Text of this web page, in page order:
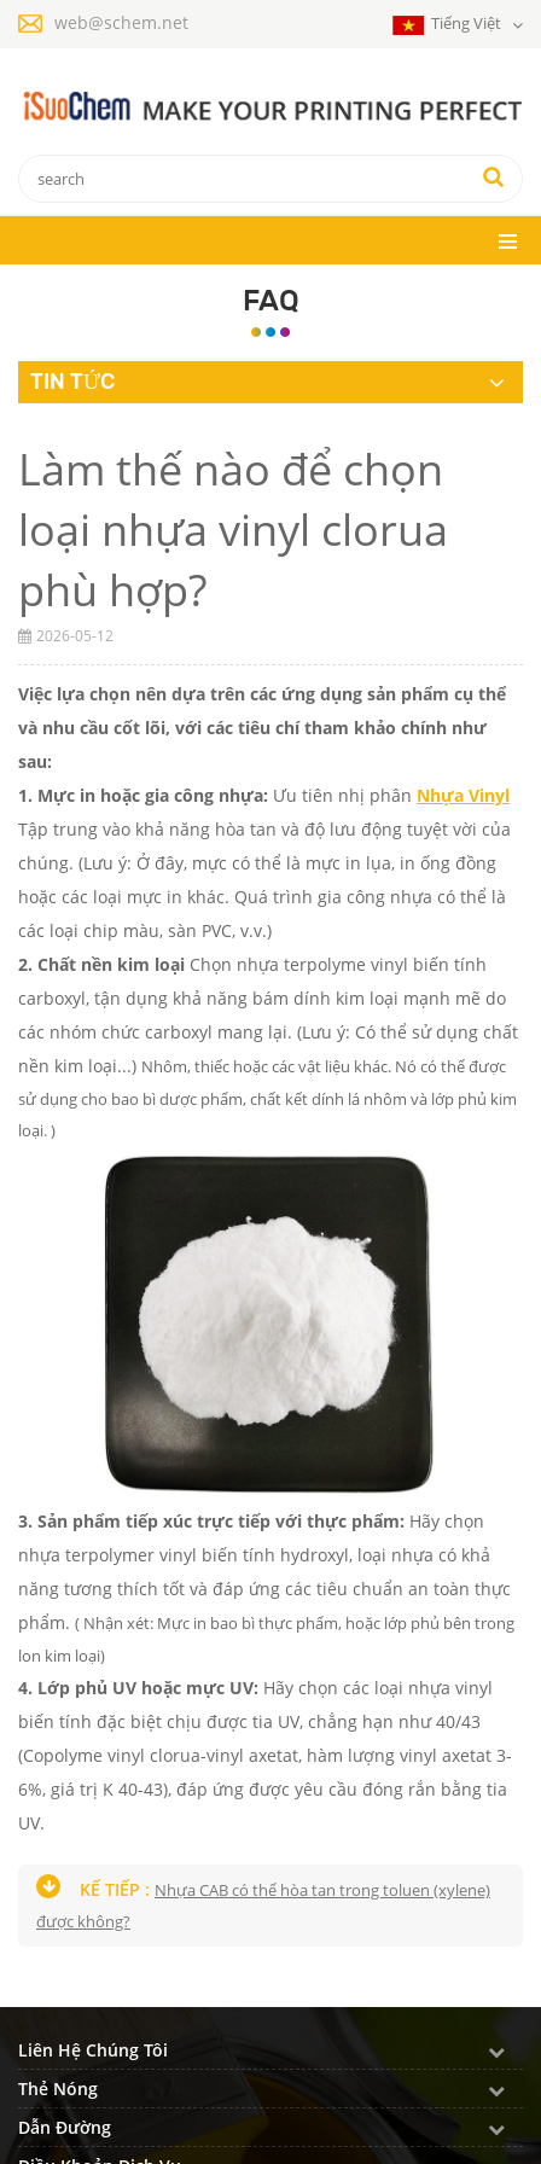
web@schem.net Tiếng Việt
FAQ
TIN TỨC
Làm thế nào để chọn
loại nhựa vinyl clorua
phù hợp?
2026-05-12
Việc lựa chọn nên dựa trên các ứng dụng sản phẩm cụ thể
và nhu cầu cốt lõi, với các tiêu chí tham khảo chính như
sau:
1. Mực in hoặc gia công nhựa: Ưu tiên nhị phân Nhựa Vinyl
Tập trung vào khả năng hòa tan và độ lưu động tuyệt vời của
chúng. (Lưu ý: Ở đây, mực có thể là mực in lụa, in ống đồng
hoặc các loại mực in khác. Quá trình gia công nhựa có thể là
các loại chip màu, sàn PVC, v.v.)
2. Chất nền kim loại Chọn nhựa terpolyme vinyl biến tính
carboxyl, tận dụng khả năng bám dính kim loại mạnh mẽ do
các nhóm chức carboxyl mang lại. (Lưu ý: Có thể sử dụng chất
nền kim loại...) Nhôm, thiếc hoặc các vật liệu khác. Nó có thể được
sử dụng cho bao bì dược phẩm, chất kết dính lá nhôm và lớp phủ kim
loại.)
3. Sản phẩm tiếp xúc trực tiếp với thực phẩm: Hãy chọn
nhựa terpolymer vinyl biến tính hydroxyl, loại nhựa có khả
năng tương thích tốt và đáp ứng các tiêu chuẩn an toàn thực
phẩm. ( Nhận xét: Mực in bao bì thực phẩm, hoặc lớp phủ bên trong
lon kim loại)
4. Lớp phủ UV hoặc mực UV: Hãy chọn các loại nhựa vinyl
biến tính đặc biệt chịu được tia UV, chẳng hạn như 40/43
(Copolyme vinyl clorua-vinyl axetat, hàm lượng vinyl axetat 3-
6%, giá trị K 40-43), đáp ứng được yêu cầu đóng rắn bằng tia
UV.
KẾ TIẾP : Nhựa CAB có thể hòa tan trong toluen (xylene)
được không?
Liên Hệ Chúng Tôi
Thẻ Nóng
Dẫn Đường